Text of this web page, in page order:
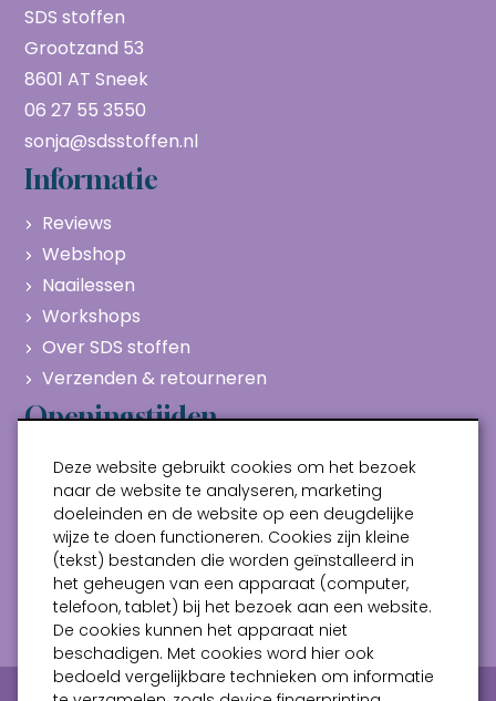
SDS stoffen
Grootzand 53
8601 AT Sneek
06 27 55 3550
sonja@sdsstoffen.nl
Informatie
Reviews
Webshop
Naailessen
Workshops
Over SDS stoffen
Verzenden & retourneren
Openingstijden
Maandag
Gesloten
Dinsdag
10:00 - 17:00
Woensdag
10:00 - 17:00
Donderdag
10:00 - 17:00
Vrijdag
10:00 - 17:00
Zaterdag
10:00 - 17:00
Deze website gebruikt cookies om het bezoek
naar de website te analyseren, marketing
doeleinden en de website op een deugdelijke
wijze te doen functioneren. Cookies zijn kleine
(tekst) bestanden die worden geïnstalleerd in
het geheugen van een apparaat (computer,
telefoon, tablet) bij het bezoek aan een website.
De cookies kunnen het apparaat niet
beschadigen. Met cookies word hier ook
bedoeld vergelijkbare technieken om informatie